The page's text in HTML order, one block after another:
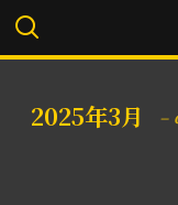
2025年3月 –